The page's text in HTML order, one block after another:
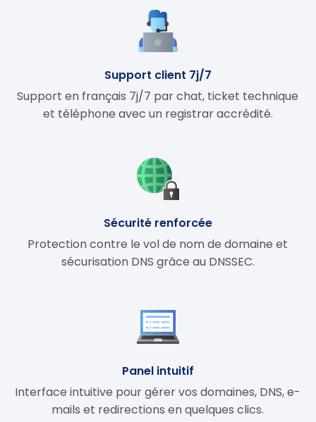
Support client 7j/7
Support en français 7j/7 par chat, ticket technique
et téléphone avec un registrar accrédité.
Sécurité renforcée
Protection contre le vol de nom de domaine et
sécurisation DNS grâce au DNSSEC.
Panel intuitif
Interface intuitive pour gérer vos domaines, DNS, e-
mails et redirections en quelques clics.